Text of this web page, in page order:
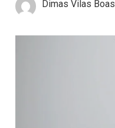
Dimas Vilas Boas